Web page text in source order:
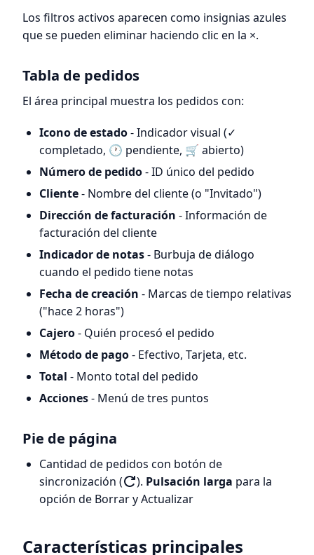
Los filtros activos aparecen como insignias azules
que se pueden eliminar haciendo clic en la ×.
Tabla de pedidos
El área principal muestra los pedidos con:
Icono de estado- Indicador visual (✓
completado, 🕐 pendiente, 🛒 abierto)
Número de pedido- ID único del pedido
Cliente- Nombre del cliente (o "Invitado")
Dirección de facturación - Información de
facturación del cliente
Indicador de notas- Burbuja de diálogo
cuando el pedido tiene notas
Fecha de creación - Marcas de tiempo relativas
("hace 2 horas")
Cajero- Quién procesó el pedido
Método de pago- Efectivo, Tarjeta, etc.
Total - Monto total del pedido
Acciones- Menú de tres puntos
Pie de página
Cantidad de pedidos con botón de
sincronización (
). Pulsación larga para la
opción de Borrar y Actualizar
Características principales